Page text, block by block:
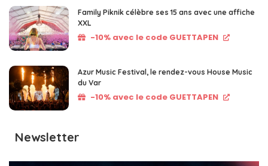
Family Piknik célèbre ses 15 ans avec une affiche
XXL
-10% avec le code GUETTAPEN
Azur Music Festival, le rendez-vous House Music
du Var
-10% avec le code GUETTAPEN
Newsletter